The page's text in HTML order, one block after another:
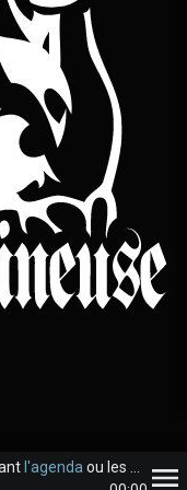
l'agenda ou les
archives